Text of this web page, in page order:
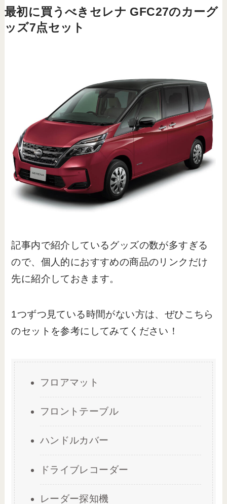
最初に買うべきセレナ GFC27のカーグ
ッズ7点セット
記事内で紹介しているグッズの数が多すぎる
ので、個人的におすすめの商品のリンクだけ
先に紹介しておきます。
1つずつ見ている時間がない方は、ぜひこちら
のセットを参考にしてみてください！
フロアマット
フロントテーブル
ハンドルカバー
ドライブレコーダー
レーダー探知機